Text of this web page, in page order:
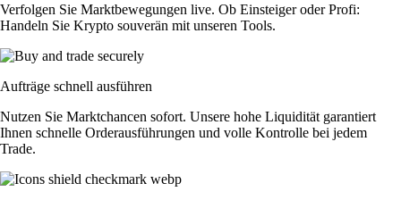
Verfolgen Sie Marktbewegungen live. Ob Einsteiger oder Profi:
Handeln Sie Krypto souverän mit unseren Tools.
Aufträge schnell ausführen
Nutzen Sie Marktchancen sofort. Unsere hohe Liquidität garantiert
Ihnen schnelle Orderausführungen und volle Kontrolle bei jedem
Trade.